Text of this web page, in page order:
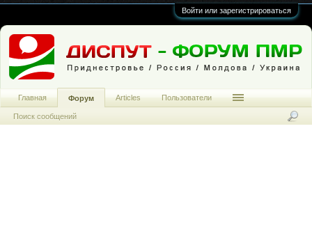
Войти или зарегистрироваться
Главная Форум
Поиск сообщений
Articles Пользователи